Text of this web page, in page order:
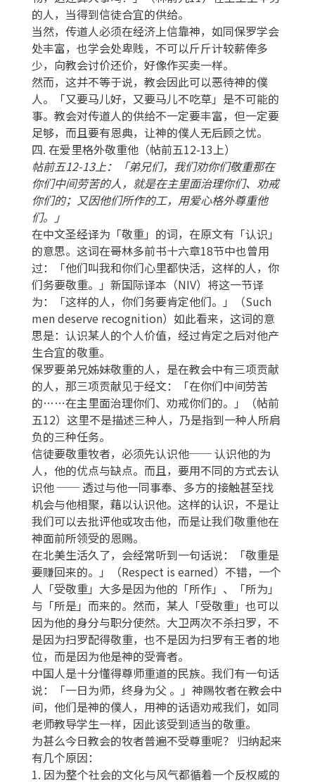
的人，当得到信徒合宜的供给。
当然，传道人必须在经济上信靠神，如同保罗学会
处丰富，也学会处卑贱，不可以斤斤计较薪俸多
少，向教会讨价还价，好像作买卖一样。
然而，这并不等于说，教会因此可以恶待神的僕
人。「又要马儿好，又要马儿不吃草」是不可能的
事。教会对传道人的供给不一定要丰富，但一定要
足够，而且要有恩典，让神的僕人无后顾之忧。
四. 在爱里格外敬重他（帖前五12-13上）
帖前五12-13上：「弟兄们，我们劝你们敬重那在
你们中间劳苦的人，就是在主里面治理你们、劝戒
你们的；又因他们所作的工，用爱心格外尊重他
们。」
在中文圣经译为「敬重」的词，在原文有「认识」
的意思。这词在哥林多前书十六章18节中也曾用
过：「他们叫我和你们心里都快活，这样的人，你
们务要敬重。」新国际译本（NIV）将这一节译
为：「这样的人，你们务要肯定他们。」（Such
men deserve recognition）如此看来，这词的意
思是：认识某人的个人价值，经过肯定之后对他产
生合宜的敬重。
保罗要弟兄姊妹敬重的人，是在教会中有三项贡献
的人，那三项贡献见于经文：「在你们中间劳苦
的……在主里面治理你们、劝戒你们的。」（帖前
五12）这里不是描述三种人，乃是指到一种人所肩
负的三种任务。
信徒要敬重牧者，必须先认识他── 认识他的为
人，他的优点与缺点。而且，要用不同的方式去认
识他 ── 透过与他一同事奉、多方的接触甚至找
机会与他相聚，藉以认识他。这样的认识，不是让
我们可以去批评他或攻击他，而是让我们敬重他在
神面前所领受的恩赐。
在北美生活久了，会经常听到一句话说：「敬重是
要赚回来的。」（Respect is earned）不错，一个
人「受敬重」大多是因为他的「所作」、「所为」
与「所是」而来的。然而，某人「受敬重」也可以
因为他的身分与职分使然。大卫两次不杀扫罗，不
是因为扫罗配得敬重，也不是因为扫罗有王者的地
位，而是因为他是神的受膏者。
中国人是十分懂得尊师重道的民族。我们有一句话
说：「一日为师，终身为父 。」神赐牧者在教会中
间，他们是神的僕人，用神的话语劝戒我们，如同
老师教导学生一样，因此该受到适当的敬重。
为甚么今日教会的牧者普遍不受尊重呢？ 归纳起来
有几个原因：
1. 因为整个社会的文化与风气都循着一个反权威的